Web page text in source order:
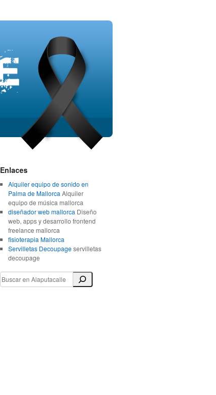
Enlaces
Alquiler equipo de sonido en
Palma de Mallorca Alquiler
equipo de música mallorca
diseñador web mallorca Diseño
web, apps y desarrollo frontend
freelance mallorca
fisioterapia Mallorca
Servilletas Decoupageservilletas
decoupage